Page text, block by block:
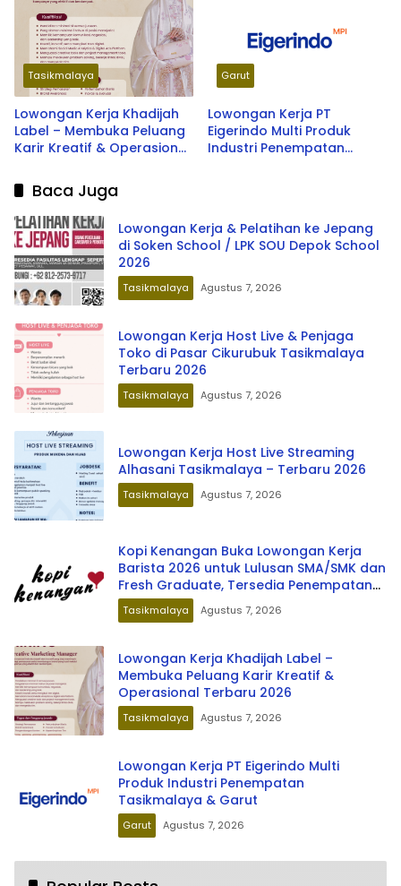
Tasikmalaya
Lowongan Kerja Khadijah
Label – Membuka Peluang
Karir Kreatif & Operasional
Garut
Lowongan Kerja PT
Eigerindo Multi Produk
Industri Penempatan
Baca Juga
Lowongan Kerja & Pelatihan ke Jepang
di Soken School / LPK SOU Depok School
2026
Tasikmalaya Agustus 7, 2026
Lowongan Kerja Host Live & Penjaga
Toko di Pasar Cikurubuk Tasikmalaya
Terbaru 2026
Tasikmalaya Agustus 7, 2026
Lowongan Kerja Host Live Streaming
Alhasani Tasikmalaya – Terbaru 2026
Tasikmalaya Agustus 7, 2026
Kopi Kenangan Buka Lowongan Kerja
Barista 2026 untuk Lulusan SMA/SMK dan
Fresh Graduate, Tersedia Penempatan
di Berbagai Kota Indonesia
Tasikmalaya Agustus 7, 2026
Lowongan Kerja Khadijah Label –
Membuka Peluang Karir Kreatif &
Operasional Terbaru 2026
Tasikmalaya Agustus 7, 2026
Lowongan Kerja PT Eigerindo Multi
Produk Industri Penempatan
Tasikmalaya & Garut
Garut Agustus 7, 2026